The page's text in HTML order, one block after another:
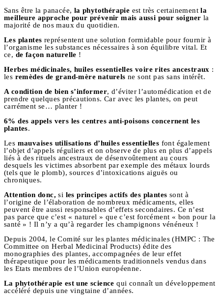
Sans être la panacée, la phytothérapie est très certainementla
meilleure approche pour prévenir mais aussi pour soigner la
majorité de nos maux du quotidien.
Les plantes représentent une solution formidable pour fournir à
l’organisme les substances nécessaires à son équilibre vital. Et
ce, de façon naturelle !
Herbes médicinales, huiles essentielles voire rites ancestraux :
les remèdes de grand-mère naturels ne sont pas sans intérêt.
A condition de bien s’informer, d’éviter l’automédication et de
prendre quelques précautions. Car avec les plantes, on peut
carrément se… planter !
6% des appels vers les centres anti-poisons concernent les
plantes.
Les mauvaises utilisations d’huiles essentielles font également
l’objet d’appels réguliers et on observe de plus en plus d’appels
liés à des rituels ancestraux de désenvoûtement au cours
desquels les victimes absorbent par exemple des métaux lourds
(tels que le plomb), sources d’intoxications aiguës ou
chroniques.
Attention donc, si les principes actifs des plantes sont à
l’origine de l’élaboration de nombreux médicaments, elles
peuvent être aussi responsables d’effets secondaires. Ce n’est
pas parce que c’est « naturel » que c’est forcément « bon pour la
santé » ! Il n’y a qu’à regarder les champignons vénéneux !
Depuis 2004, le Comité sur les plantes médicinales (HMPC : The
Committee on Herbal Medicinal Products) édite des
monographies des plantes, accompagnées de leur effet
thérapeutique pour les médicaments traditionnels vendus dans
les Etats membres de l’Union européenne.
La phytothérapie est une science qui connaît un développement
accéléré depuis une vingtaine d’années.